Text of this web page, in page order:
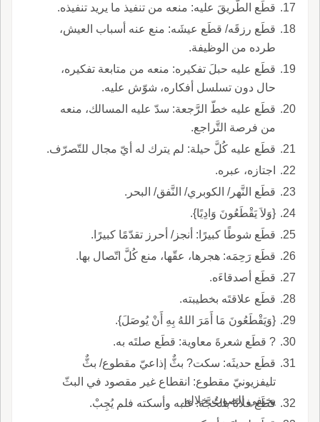
قطَع الطَّريقَ عليه: منعه من تنفيذ ما يريد تنفيذه.
قطَع رزقَه/ قطَع عيشَه: منع عنه أسباب العيش،
طرده من الوظيفة.
قطَع عليه حبلَ تفكيره: منعه من متابعة تفكيره،
حال دون تسلسل أفكاره، شوّش عليه.
قطَع عليه خطّ الرَّجعة: سدّ عليه المسالك، منعه
من فرصة التَّراجع.
قطَع عليه كُلَّ حيلة: لم يترك له أيّ مجال للتّصرّف.
اجتازه، عبره.
قطَع النَّهر/ الكوبري/ النَّفق/ البحر.
{وَلاَ يَقْطَعُونَ وَادِيًا}.
قطَع شوطًا كبيرًا: أنجز/ أحرز تقدّمًا كبيرًا.
قطَع رَحِمَه: هجرها، عقّها، منع كُلَّ اتّصال بها.
قطَع أصدقاءَه.
قطَع علاقتَه بخطيبته.
{وَيَقْطَعُونَ مَا أَمَرَ اللهُ بِهِ أَنْ يُوصَلَ}.
? قطَع شعرةَ معاوية: قطَع صلتَه به.
قطَع حديثَه: سكت? بثٌّ إذاعيّ مقطوع/ بثٌّ
تليفزيونيّ مقطوع: انقطاع غير مقصود في البثّ
يختفي الصوتُ خلاله.
قطَع فلانًا بالحُجَّة: غلبه وأسكته فلم يُجِبْ.